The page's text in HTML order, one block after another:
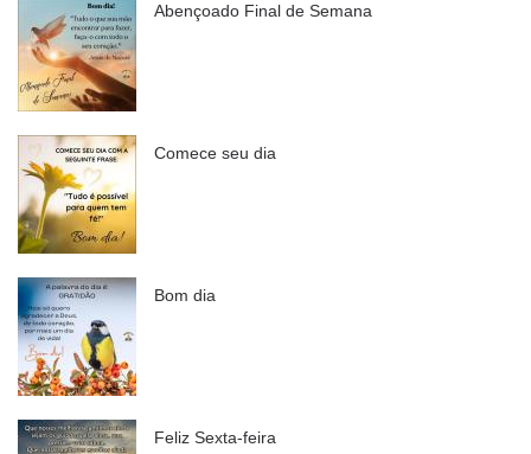
Abençoado Final de Semana
Comece seu dia
Bom dia
Feliz Sexta-feira